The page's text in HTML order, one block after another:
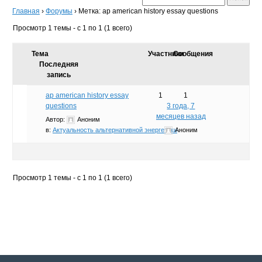
Главная › Форумы › Метка: ap american history essay questions
Просмотр 1 темы - с 1 по 1 (1 всего)
Тема УчастникиСообщения
Последняя
запись
ap american history essay
questions
Автор:
Аноним
в: Актуальность альтернативной энергетики
1
1
3 года, 7
месяцев назад
Аноним
Просмотр 1 темы - с 1 по 1 (1 всего)